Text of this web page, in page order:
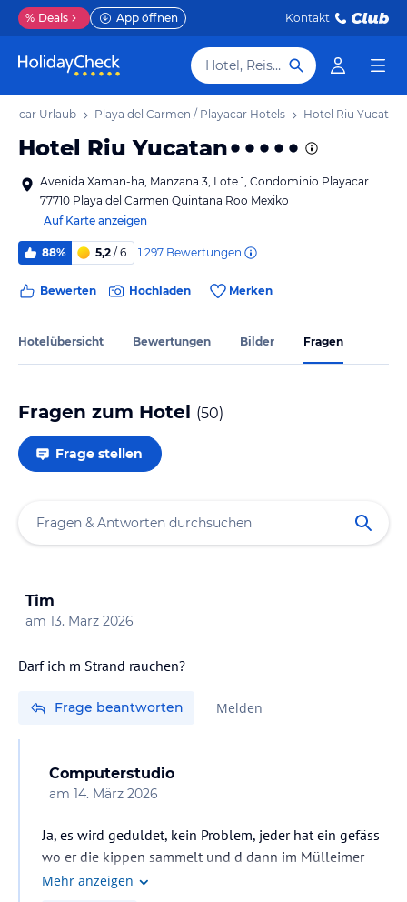
% Deals App öffnen Kontakt
Hotel, Reiseziel
Urlaub Playa del Carmen / Playacar Hotels Hotel Riu Yucatan
Hotel Riu Yucatan
Avenida Xaman-ha, Manzana 3, Lote 1, Condominio Playacar
77710 Playa del Carmen Quintana Roo Mexiko
Auf Karte anzeigen
88% 5,2 / 6 1.297 Bewertungen
Bewerten Hochladen Merken
Hotelübersicht Bewertungen Bilder Fragen
Fragen zum Hotel (50)
Frage stellen
Tim
am 13. März 2026
Darf ich m Strand rauchen?
Frage beantworten Melden
Computerstudio
am 14. März 2026
Ja, es wird geduldet, kein Problem, jeder hat ein gefäss
wo er die kippen sammelt und d dann im Mülleimer
entleert.
Mehr anzeigen